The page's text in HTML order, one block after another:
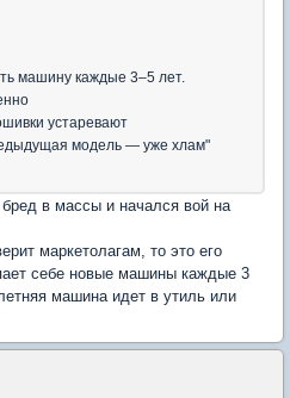
машину каждые 3–5 лет.
устаревают
модель — уже хлам"
бред в массы и начался вой на
маркетолагам, то это его
себе новые машины каждые 3
машина идет в утиль или